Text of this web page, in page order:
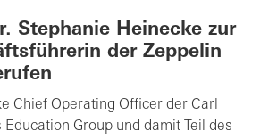
Stephanie Heinecke zur
der Zeppelin
Chief Operating Officer der Carl
Group und damit Teil des